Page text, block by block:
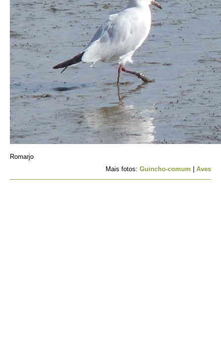
Romarjo
Mais fotos: Guincho-comum Aves